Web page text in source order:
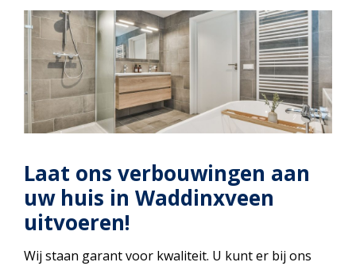
Laat ons verbouwingen aan
uw huis in Waddinxveen
uitvoeren!
Wij staan garant voor kwaliteit. U kunt er bij ons